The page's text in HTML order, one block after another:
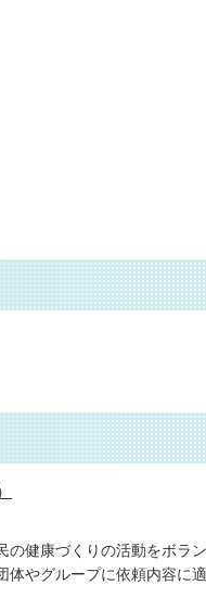
の健康づくりの活動をボラ
やグループに依頼内容に